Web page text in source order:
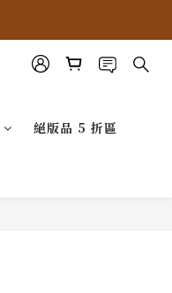
絕版品 5 折區